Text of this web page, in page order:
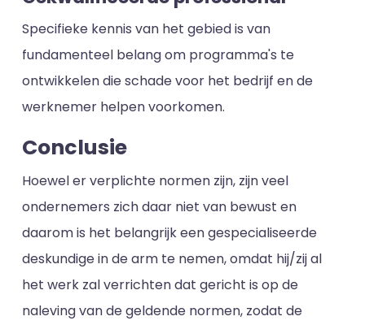
Specifieke kennis van het gebied is van
fundamenteel belang om programma's te
ontwikkelen die schade voor het bedrijf en de
werknemer helpen voorkomen.
Conclusie
Hoewel er verplichte normen zijn, zijn veel
ondernemers zich daar niet van bewust en
daarom is het belangrijk een gespecialiseerde
deskundige in de arm te nemen, omdat hij/zij al
het werk zal verrichten dat gericht is op de
naleving van de geldende normen, zodat de